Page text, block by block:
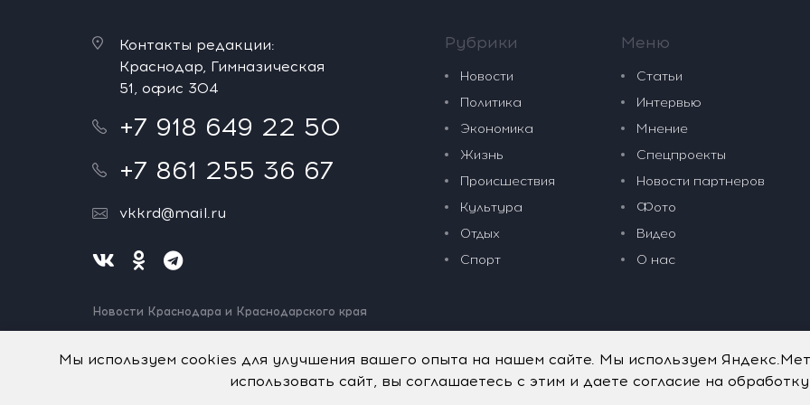
Контакты редакции:
Краснодар, Гимназическая
51, офис 304
+7 918 649 22 50
+7 861 255 36 67
vkkrd@mail.ru
Новости Краснодара и Краснодарского края
Нашли ошибку? Выделите и нажмите Ctrl+Enter.
Рубрики
Новости
Политика
Экономика
Жизнь
Происшествия
Культура
Отдых
Спорт
Меню
Статьи
Интервью
Мнение
Спецпроекты
Новости партнеров
Фото
Видео
О нас
Мы используем cookies для улучшения вашего опыта на нашем сайте. Мы используем
использовать сайт, вы соглашаетесь с этим и даете согласие на